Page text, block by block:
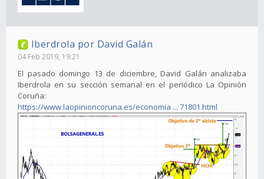
Iberdrola por David Galán
04 Feb 2019, 19:21
El pasado domingo 13 de diciembre, David Galán analizaba
Iberdrola en su sección semanal en el periódico La Opinión
Coruña:
https://www.laopinioncoruna.es/economia ... 71801.html